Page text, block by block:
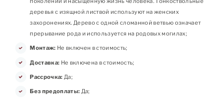
деревья с изящной листвой используют на женских
захоронениях. Дерево с одной сломанной ветвью означает
прерывание рода и используется на родовых могилах;
Монтаж: Не включен в стоимость;
Доставка: Не включена в стоимость;
Рассрочка: Да;
Без предоплаты: Да;